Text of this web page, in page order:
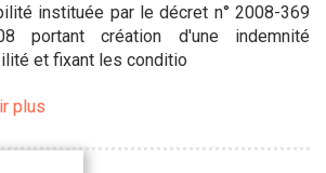
instituée par le décret n° 2008-369
portant création d'une indemnité
et fixant les conditio
plus